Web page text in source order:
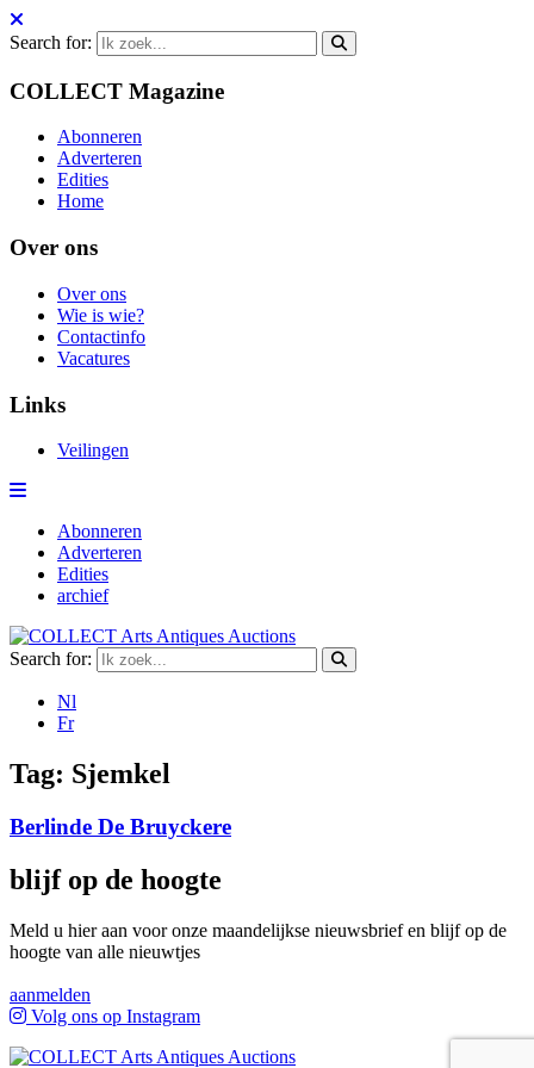
Search for:
COLLECT Magazine
Abonneren
Adverteren
Edities
Home
Over ons
Over ons
Wie is wie?
Contactinfo
Vacatures
Links
Veilingen
Abonneren
Adverteren
Edities
archief
Search for:
Nl
Fr
Tag: Sjemkel
Berlinde De Bruyckere
blijf op de hoogte
Meld u hier aan voor onze maandelijkse nieuwsbrief en blijf op de
hoogte van alle nieuwtjes
aanmelden
Volg ons op Instagram